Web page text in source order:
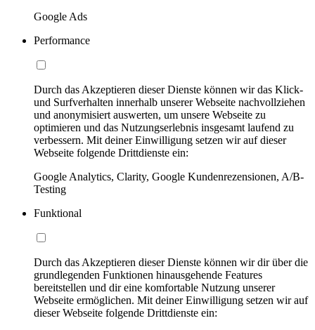
Google Ads
Performance
Durch das Akzeptieren dieser Dienste können wir das Klick-
und Surfverhalten innerhalb unserer Webseite nachvollziehen
und anonymisiert auswerten, um unsere Webseite zu
optimieren und das Nutzungserlebnis insgesamt laufend zu
verbessern. Mit deiner Einwilligung setzen wir auf dieser
Webseite folgende Drittdienste ein:
Google Analytics, Clarity, Google Kundenrezensionen, A/B-
Testing
Funktional
Durch das Akzeptieren dieser Dienste können wir dir über die
grundlegenden Funktionen hinausgehende Features
bereitstellen und dir eine komfortable Nutzung unserer
Webseite ermöglichen. Mit deiner Einwilligung setzen wir auf
dieser Webseite folgende Drittdienste ein: